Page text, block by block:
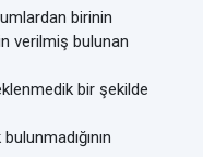
birinin
verilmiş bulunan
bir şekilde